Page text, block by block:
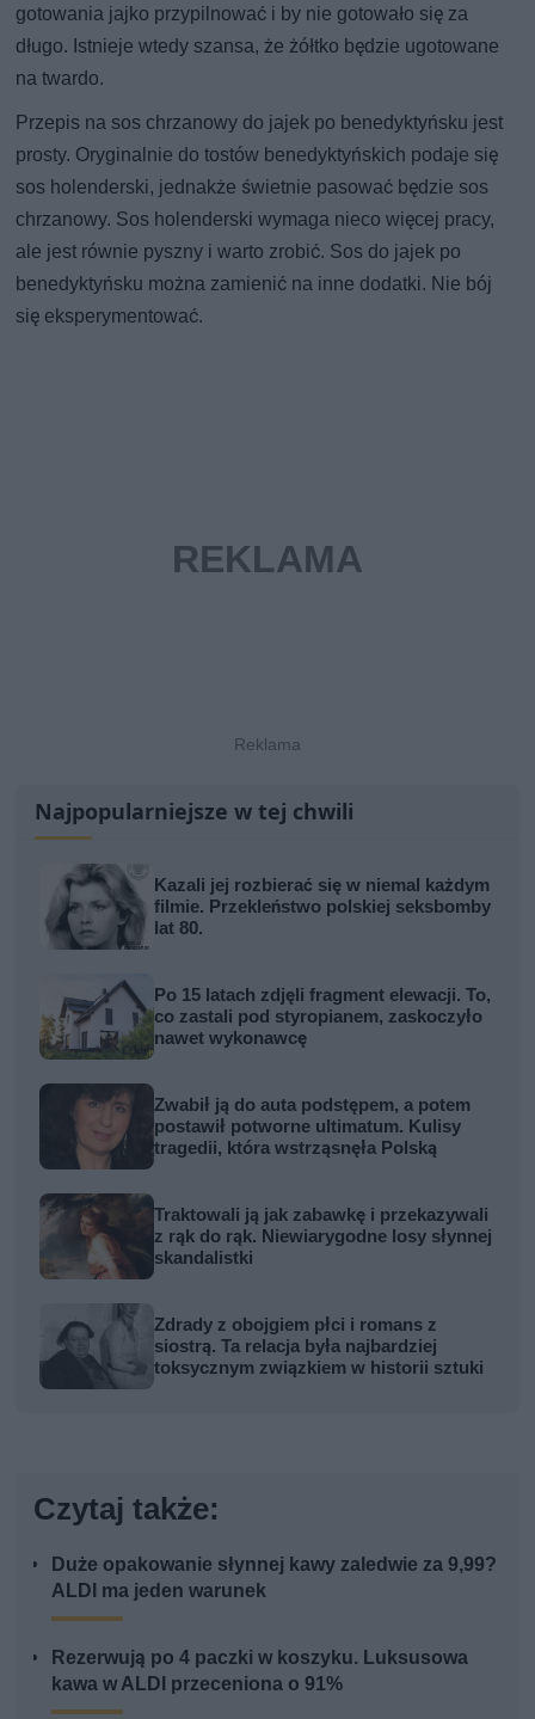
gotowania jajko przypilnować i by nie gotowało się za
długo. Istnieje wtedy szansa, że żółtko będzie ugotowane
na twardo.
Przepis na sos chrzanowy do jajek po benedyktyńsku jest
prosty. Oryginalnie do tostów benedyktyńskich podaje się
sos holenderski, jednakże świetnie pasować będzie sos
chrzanowy. Sos holenderski wymaga nieco więcej pracy,
ale jest równie pyszny i warto zrobić. Sos do jajek po
benedyktyńsku można zamienić na inne dodatki. Nie bój
się eksperymentować.
Najpopularniejsze w tej chwili
Kazali jej rozbierać się w niemal każdym
filmie. Przekleństwo polskiej seksbomby
lat 80.
Po 15 latach zdjęli fragment elewacji. To,
co zastali pod styropianem, zaskoczyło
nawet wykonawcę
Zwabił ją do auta podstępem, a potem
postawił potworne ultimatum. Kulisy
tragedii, która wstrząsnęła Polską
Traktowali ją jak zabawkę i przekazywali
z rąk do rąk. Niewiarygodne losy słynnej
skandalistki
Zdrady z obojgiem płci i romans z
siostrą. Ta relacja była najbardziej
toksycznym związkiem w historii sztuki
Czytaj także:
Duże opakowanie słynnej kawy zaledwie za 9,99?
ALDI ma jeden warunek
Rezerwują po 4 paczki w koszyku. Luksusowa
kawa w ALDI przeceniona o 91%